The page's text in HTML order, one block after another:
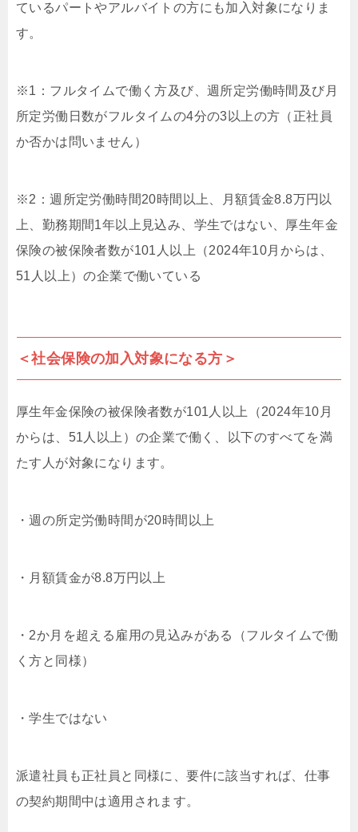
ているパートやアルバイトの方にも加入対象になりま
す。
※1：フルタイムで働く方及び、週所定労働時間及び月
所定労働日数がフルタイムの4分の3以上の方（正社員
か否かは問いません）
※2：週所定労働時間20時間以上、月額賃金8.8万円以
上、勤務期間1年以上見込み、学生ではない、厚生年金
保険の被保険者数が101人以上（2024年10月からは、
51人以上）の企業で働いている
＜社会保険の加入対象になる方＞
厚生年金保険の被保険者数が101人以上（2024年10月
からは、51人以上）の企業で働く、以下のすべてを満
たす人が対象になります。
・週の所定労働時間が20時間以上
・月額賃金が8.8万円以上
・2か月を超える雇用の見込みがある（フルタイムで働
く方と同様）
・学生ではない
派遣社員も正社員と同様に、要件に該当すれば、仕事
の契約期間中は適用されます。